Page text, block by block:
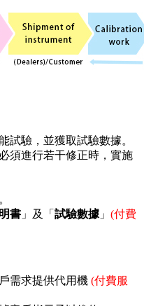
試驗，並獲取試驗數據。
須進行若干修正時，實施
書 」及「 試驗數據 」 (付費
需求提供代用機 (付費服